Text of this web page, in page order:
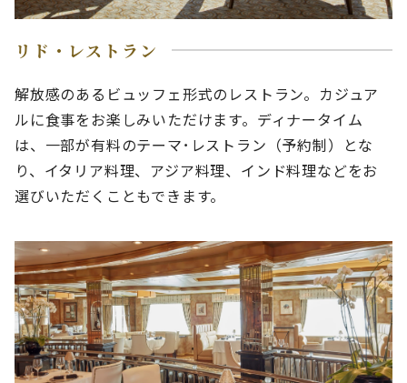
リド・レストラン
解放感のあるビュッフェ形式のレストラン。カジュア
ルに食事をお楽しみいただけます。ディナータイム
は、一部が有料のテーマ･レストラン（予約制）とな
り、イタリア料理、アジア料理、インド料理などをお
選びいただくこともできます。